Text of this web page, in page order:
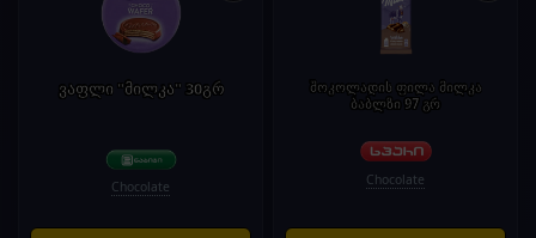
ვაფლი "მილკა" 30გრ
Chocolate
შოკოლადის ფილა მილკა
ბაბლზი 97 გრ
Chocolate